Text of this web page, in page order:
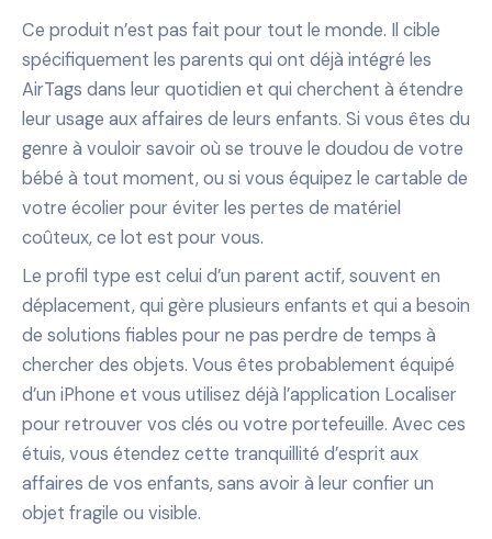
Ce produit n’est pas fait pour tout le monde. Il cible
spécifiquement les parents qui ont déjà intégré les
AirTags dans leur quotidien et qui cherchent à étendre
leur usage aux affaires de leurs enfants. Si vous êtes du
genre à vouloir savoir où se trouve le doudou de votre
bébé à tout moment, ou si vous équipez le cartable de
votre écolier pour éviter les pertes de matériel
coûteux, ce lot est pour vous.
Le profil type est celui d’un parent actif, souvent en
déplacement, qui gère plusieurs enfants et qui a besoin
de solutions fiables pour ne pas perdre de temps à
chercher des objets. Vous êtes probablement équipé
d’un iPhone et vous utilisez déjà l’application Localiser
pour retrouver vos clés ou votre portefeuille. Avec ces
étuis, vous étendez cette tranquillité d’esprit aux
affaires de vos enfants, sans avoir à leur confier un
objet fragile ou visible.